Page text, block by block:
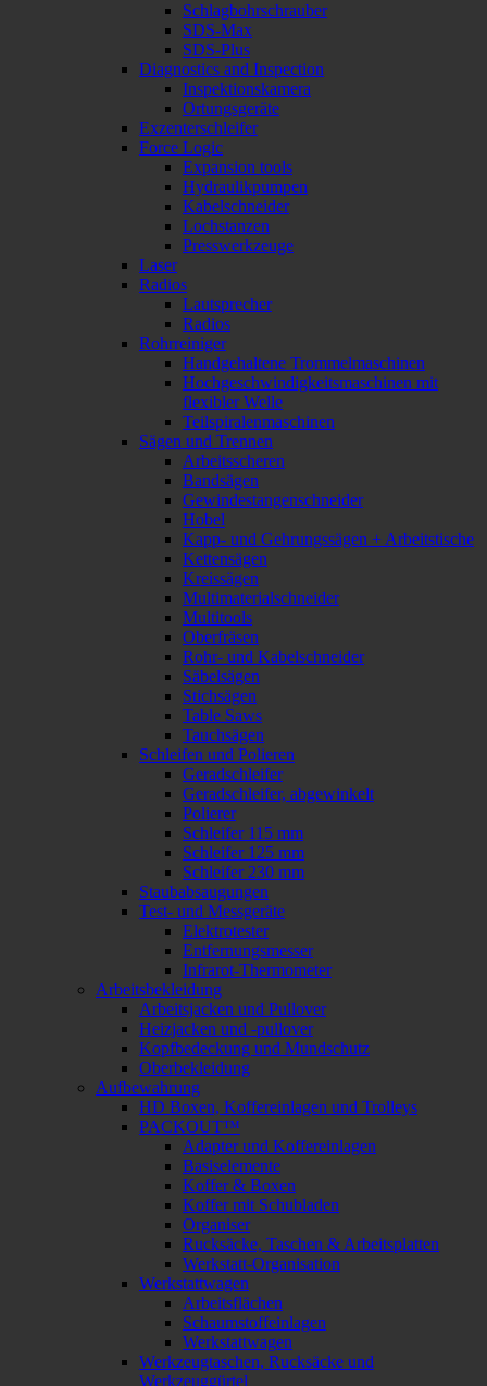
Schlagbohrschrauber
SDS-Max
SDS-Plus
Diagnostics and Inspection
Inspektionskamera
Ortungsgeräte
Exzenterschleifer
Force Logic
Expansion tools
Hydraulikpumpen
Kabelschneider
Lochstanzen
Presswerkzeuge
Laser
Radios
Lautsprecher
Radios
Rohrreiniger
Handgehaltene Trommelmaschinen
Hochgeschwindigkeitsmaschinen mit
flexibler Welle
Teilspiralenmaschinen
Sägen und Trennen
Arbeitsscheren
Bandsägen
Gewindestangenschneider
Hobel
Kapp- und Gehrungssägen + Arbeitstische
Kettensägen
Kreissägen
Multimaterialschneider
Multitools
Oberfräsen
Rohr- und Kabelschneider
Säbelsägen
Stichsägen
Table Saws
Tauchsägen
Schleifen und Polieren
Geradschleifer
Geradschleifer, abgewinkelt
Polierer
Schleifer 115 mm
Schleifer 125 mm
Schleifer 230 mm
Staubabsaugungen
Test- und Messgeräte
Elektrotester
Entfernungsmesser
Infrarot-Thermometer
Arbeitsbekleidung
Arbeitsjacken und Pullover
Heizjacken und -pullover
Kopfbedeckung und Mundschutz
Oberbekleidung
Aufbewahrung
HD Boxen, Koffereinlagen und Trolleys
PACKOUT™
Adapter und Koffereinlagen
Basiselemente
Koffer & Boxen
Koffer mit Schubladen
Organiser
Rucksäcke, Taschen & Arbeitsplatten
Werkstatt-Organisation
Werkstattwagen
Arbeitsflächen
Schaumstoffeinlagen
Werkstattwagen
Werkzeugtaschen, Rucksäcke und
Werkzeuggürtel